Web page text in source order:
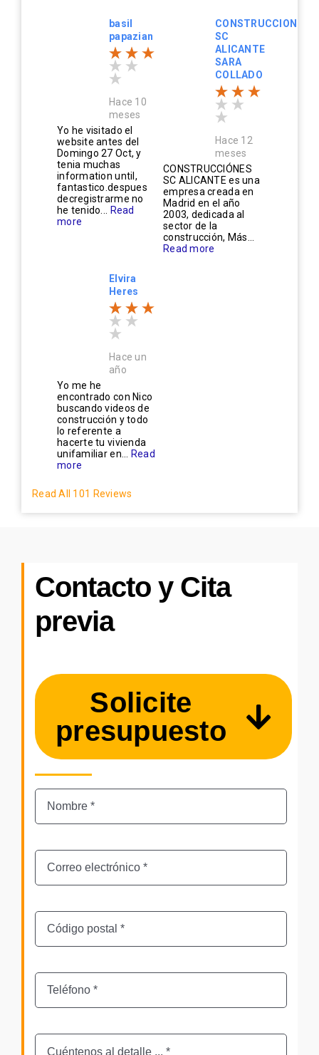
basil
papazian
Hace 10
meses
Yo he visitado el
website antes del
Domingo 27 Oct, y
tenia muchas
information until,
fantastico.despues
decregistrarme no
he tenido...
Read
more
CONSTRUCCIONES
SC
ALICANTE
SARA
COLLADO
Hace 12
meses
CONSTRUCCIÓNES
SC ALICANTE es una
empresa creada en
Madrid en el año
2003, dedicada al
sector de la
construcción, Más...
Read more
Elvira
Heres
Hace un
año
Yo me he
encontrado con Nico
buscando videos de
construcción y todo
lo referente a
hacerte tu vivienda
unifamiliar en...
Read
more
Read All 101 Reviews
Contacto y Cita
previa
Solicite
presupuesto